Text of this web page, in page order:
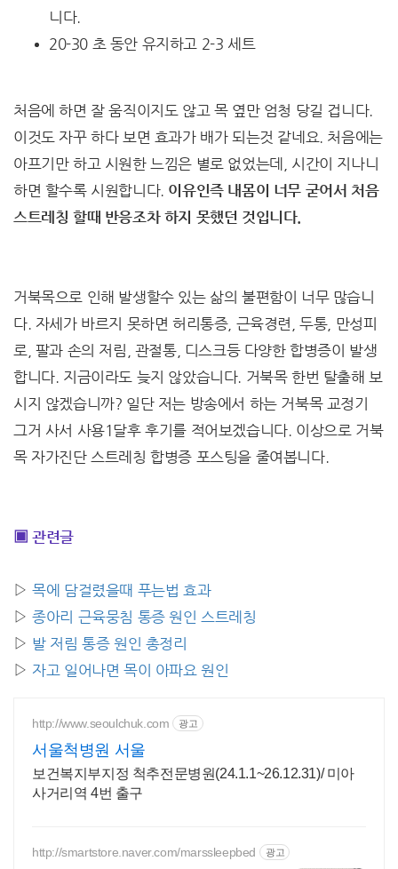
니다.
20-30 초 동안 유지하고 2-3 세트
처음에 하면 잘 움직이지도 않고 목 옆만 엄청 당길 겁니다.
이것도 자꾸 하다 보면 효과가 배가 되는것 같네요. 처음에는
아프기만 하고 시원한 느낌은 별로 없었는데, 시간이 지나니
하면 할수록 시원합니다. 이유인즉 내몸이 너무 굳어서 처음
스트레칭 할때 반응조차 하지 못했던 것입니다.
거북목으로 인해 발생할수 있는 삶의 불편함이 너무 많습니
다. 자세가 바르지 못하면 허리통증, 근육경련, 두통, 만성피
로, 팔과 손의 저림, 관절통, 디스크등 다양한 합병증이 발생
합니다. 지금이라도 늦지 않았습니다. 거북목 한번 탈출해 보
시지 않겠습니까? 일단 저는 방송에서 하는 거북목 교정기
그거 사서 사용1달후 후기를 적어보겠습니다. 이상으로 거북
목 자가진단 스트레칭 합병증 포스팅을 줄여봅니다.
▣ 관련글
▷ 목에 담걸렸을때 푸는법 효과
▷ 종아리 근육뭉침 통증 원인 스트레칭
▷ 발 저림 통증 원인 총정리
▷ 자고 일어나면 목이 아파요 원인
http://www.seoulchuk.com 광고
서울척병원 서울
보건복지부지정 척추전문병원(24.1.1~26.12.31)/ 미아
사거리역 4번 출구
http://smartstore.naver.com/marssleepbed 광고